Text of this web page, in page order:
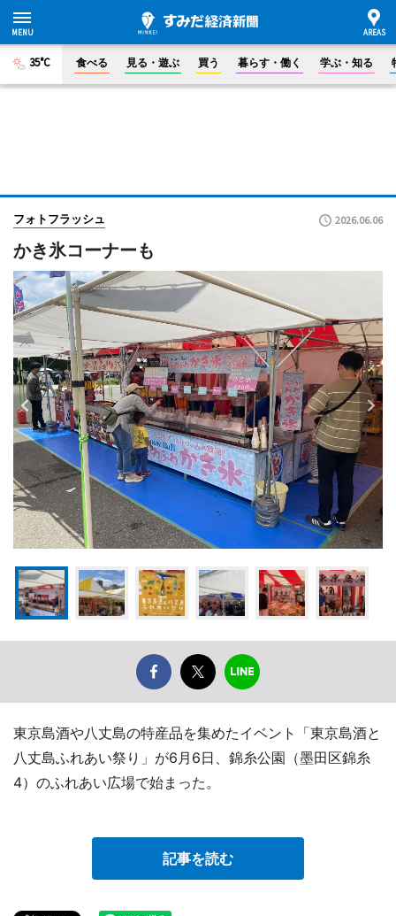
35°C 食べる 見る・遊ぶ 買う 暮らす・働く 学ぶ・知る
フォトフラッシュ 2026.06.06
かき氷コーナーも
東京島酒や八丈島の特産品を集めたイベント「東京島酒と
八丈島ふれあい祭り」が6月6日、錦糸公園（墨田区錦糸
4）のふれあい広場で始まった。
記事を読む